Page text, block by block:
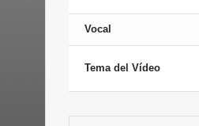
Vocal
Tema del Vídeo